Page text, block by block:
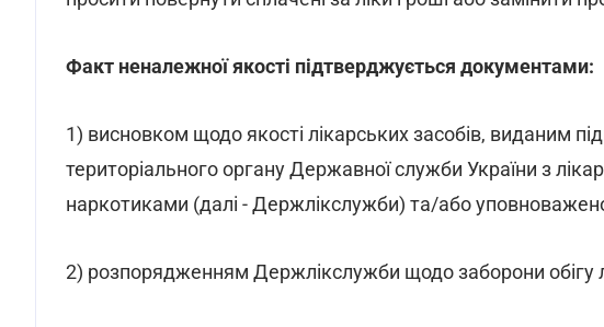
Факт неналежної якості підтверджується документами:
1) висновком щодо якості лікарських засобів, виданим
територіального органу Державної служби України з
наркотиками (далі - Держлікслужби) та/або
2) розпорядженням Держлікслужби щодо заборони обігу